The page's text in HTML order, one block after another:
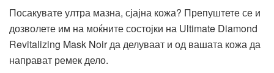
Посакувате ултра мазна, сјајна кожа? Препуштете се и
дозволете им на моќните состојки на Ultimate Diamond
Revitalizing Mask Noir да делуваат и од вашата кожа да
направат ремек дело.